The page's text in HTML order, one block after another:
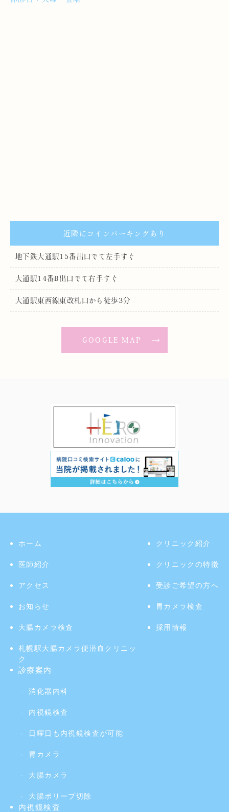
近隣にコインパーキングあり
地下鉄大通駅15番出口でて左手すぐ
大通駅14番B出口でて右手すぐ
大通駅東西線東改札口から徒歩3分
GOOGLE MAP
ホーム クリニック紹介
医師紹介 クリニックの特徴
アクセス 受診ご希望の方へ
お知らせ 胃カメラ検査
大腸カメラ検査 採用情報
札幌駅大腸カメラ便潜血クリニッ
ク
診療案内
消化器内科
内視鏡検査
日曜日も内視鏡検査が可能
胃カメラ
大腸カメラ
大腸ポリープ切除
内視鏡検査